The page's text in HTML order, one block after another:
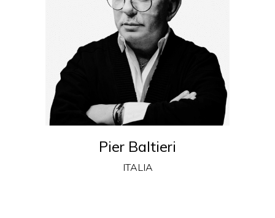
Pier Baltieri
ITALIA